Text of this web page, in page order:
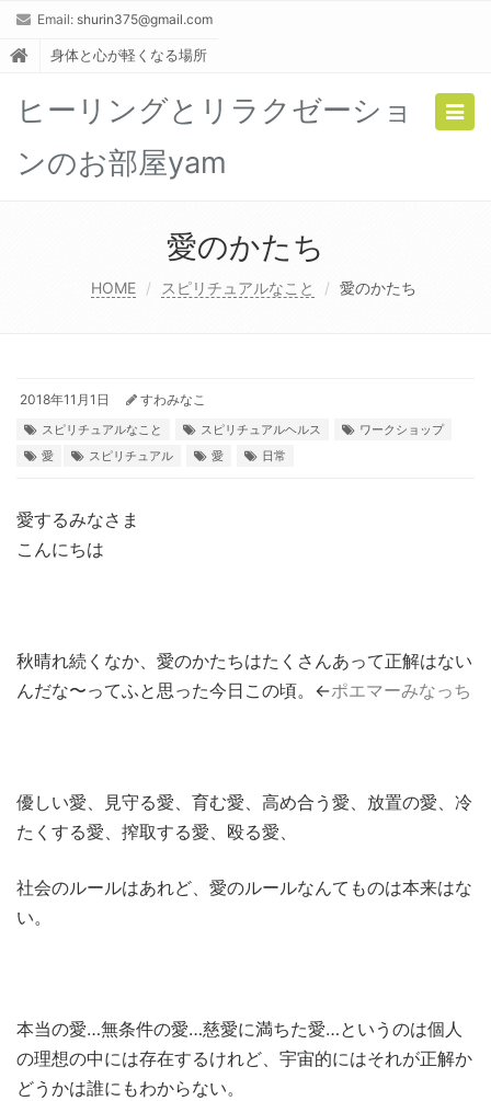
Email: shurin375@gmail.com
身体と心が軽くなる場所
ヒーリングとリラクゼーショ
ンのお部屋yam
愛のかたち
HOME スピリチュアルなこと 愛のかたち
2018年11月1日 すわみなこ
スピリチュアルなこと スピリチュアルヘルス
ワークショップ
愛
スピリチュアル 愛 日常
愛するみなさま
こんにちは
秋晴れ続くなか、愛のかたちはたくさんあって正解はない
んだな〜ってふと思った今日この頃。←ポエマーみなっち
優しい愛、見守る愛、育む愛、高め合う愛、放置の愛、冷
たくする愛、搾取する愛、殴る愛、
社会のルールはあれど、愛のルールなんてものは本来はな
い。
本当の愛…無条件の愛…慈愛に満ちた愛…というのは個人
の理想の中には存在するけれど、宇宙的にはそれが正解か
どうかは誰にもわからない。